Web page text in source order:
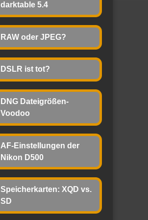
darktable 5.4
RAW oder JPEG?
DSLR ist tot?
DNG Dateigrößen-
Voodoo
AF-Einstellungen der
Nikon D500
Speicherkarten: XQD vs.
SD